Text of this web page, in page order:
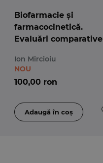
Biofarmacie și
farmacocinetică.
Evaluări comparative
Ion Mircioiu
100,00 ron
NOU